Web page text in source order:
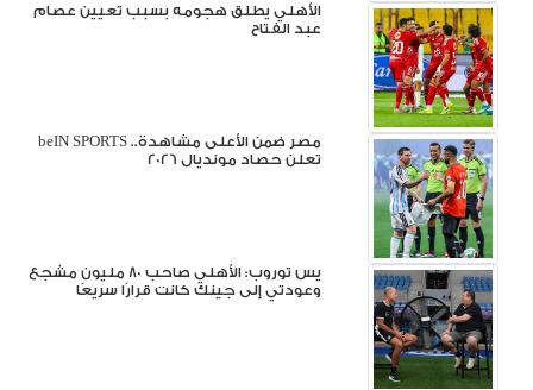
الأهلي يطلق هجومه بسبب تعيين عصام
عبد الفتاح
مصر ضمن الأعلى مشاهدة.. beIN SPORTS
تعلن حصاد مونديال 2026
يس توروب: الأهلي صاحب 80 مليون مشجع
وعودتي إلى جينك كانت قرارًا سريعًا